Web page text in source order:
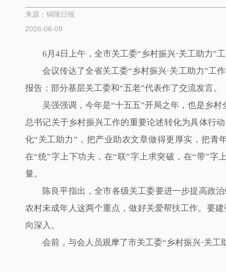
来源：铜陵日报
2026-06-09
6月4日上午，全市关工委“乡村振兴·关工助力”
会议传达了全省关工委“乡村振兴·关工助力”工
报告；部分基层关工委和“五老”代表作了交流发言。
吴强强调，今年是“十五五”开局之年，也是乡
总书记关于乡村振兴工作的重要论述转化为具体行
化“关工助力”，把产业助农文章做得更厚实，把青
在“统”字上下功夫，在“联”字上求突破，在“带”
量。
陈良平指出，全市各级关工委要进一步提高政
农村未成年人这两个重点，做好关爱帮扶工作。要
向深入。
会前，与会人员观摩了市关工委“乡村振兴·关